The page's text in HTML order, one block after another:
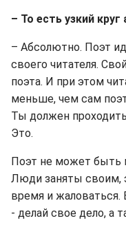
– То есть узкий
– Абсолютно. Поэт
своего читателя.
поэта. И при этом
меньше, чем сам
Ты должен
Это.
Поэт не может быть
Люди заняты своим,
время и жаловаться.
- делай свое дело, а